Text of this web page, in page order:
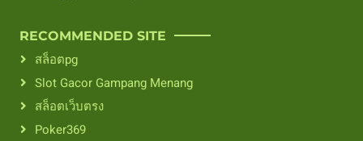
RECOMMENDED SITE
สล็อตpg
Slot Gacor Gampang Menang
สล็อตเว็บตรง
Poker369